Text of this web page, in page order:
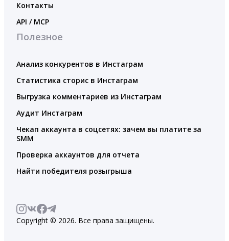
Контакты
API / MCP
Полезное
Анализ конкурентов в Инстаграм
Статистика сторис в Инстаграм
Выгрузка комментариев из Инстаграм
Аудит Инстаграм
Чекап аккаунта в соцсетях: зачем вы платите за
SMM
Проверка аккаунтов для отчета
Найти победителя розыгрыша
Copyright © 2026. Все права защищены.